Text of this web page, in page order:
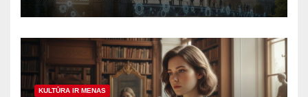
KULTŪRA IR MENAS